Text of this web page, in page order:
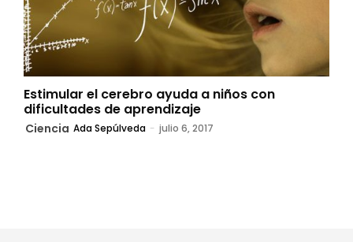
Estimular el cerebro ayuda a niños con
dificultades de aprendizaje
Ciencia Ada Sepúlveda - julio 6, 2017